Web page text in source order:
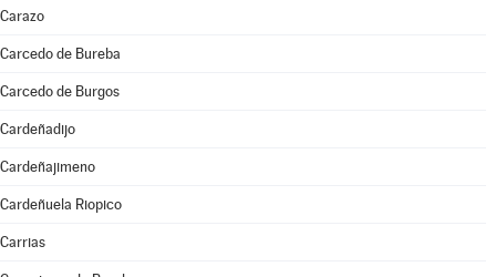
Carazo
Carcedo de Bureba
Carcedo de Burgos
Cardeñadijo
Cardeñajimeno
Cardeñuela Riopico
Carrias